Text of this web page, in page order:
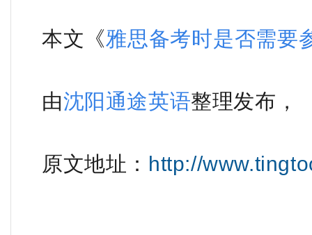
本文《雅思备考时是否需要
由沈阳通途英语整理发布 ，
原文地址 ： http://